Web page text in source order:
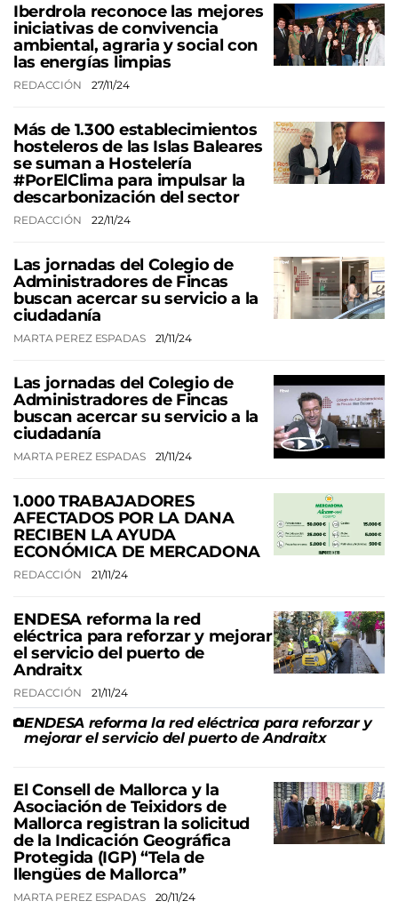
Iberdrola reconoce las mejores
iniciativas de convivencia
ambiental, agraria y social con
las energías limpias
REDACCIÓN 27/11/24
Más de 1.300 establecimientos
hosteleros de las Islas Baleares
se suman a Hostelería
#PorElClima para impulsar la
descarbonización del sector
REDACCIÓN 22/11/24
Las jornadas del Colegio de
Administradores de Fincas
buscan acercar su servicio a la
ciudadanía
MARTA PEREZ ESPADAS 21/11/24
Las jornadas del Colegio de
Administradores de Fincas
buscan acercar su servicio a la
ciudadanía
MARTA PEREZ ESPADAS 21/11/24
1.000 TRABAJADORES
AFECTADOS POR LA DANA
RECIBEN LA AYUDA
ECONÓMICA DE MERCADONA
REDACCIÓN 21/11/24
ENDESA reforma la red
eléctrica para reforzar y mejorar
el servicio del puerto de
Andraitx
REDACCIÓN 21/11/24
ENDESA reforma la red eléctrica para reforzar y
mejorar el servicio del puerto de Andraitx
El Consell de Mallorca y la
Asociación de Teixidors de
Mallorca registran la solicitud
de la Indicación Geográfica
Protegida (IGP) “Tela de
llengües de Mallorca”
MARTA PEREZ ESPADAS 20/11/24